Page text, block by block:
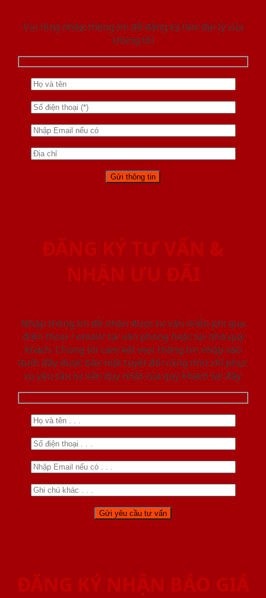
Vui lòng nhập thông tin để đăng ký làm đại lý của
chúng tôi
ĐĂNG KÝ TƯ VẤN &
NHẬN ƯU ĐÃI
Nhập thông tin để nhận được tư vấn miễn phí qua
điện thoại / email/ tại văn phòng hoặc tại nhà quý
khách. Chúng tôi cam kết mọi thông tin nhập vào
dưới đây được bảo mật tuyệt đối cũng như chỉ phục
vụ yêu cầu tư vấn duy nhất của quý khách tại đây.
ĐĂNG KÝ NHẬN BÁO GIÁ